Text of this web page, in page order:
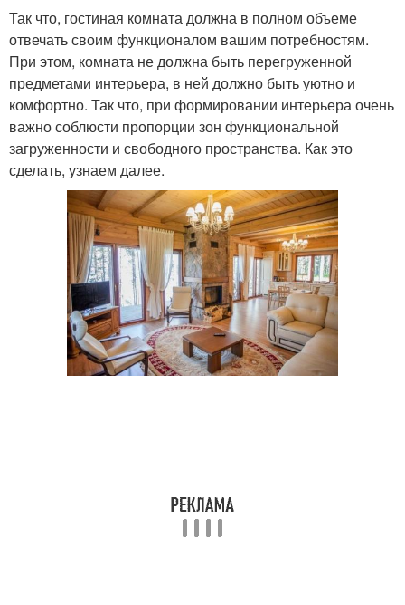
Так что, гостиная комната должна в полном объеме
отвечать своим функционалом вашим потребностям.
При этом, комната не должна быть перегруженной
предметами интерьера, в ней должно быть уютно и
комфортно. Так что, при формировании интерьера очень
важно соблюсти пропорции зон функциональной
загруженности и свободного пространства. Как это
сделать, узнаем далее.